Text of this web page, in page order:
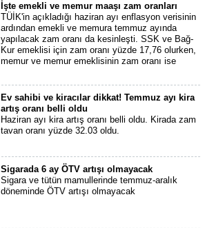
İşte emekli ve memur maaşı zam oranları
TÜİK'in açıkladığı haziran ayı enflasyon verisinin
ardından emekli ve memura temmuz ayında
yapılacak zam oranı da kesinleşti. SSK ve Bağ-
Kur emeklisi için zam oranı yüzde 17,76 olurken,
memur ve memur emeklisinin zam oranı ise
Ev sahibi ve kiracılar dikkat! Temmuz ayı kira
artış oranı belli oldu
Haziran ayı kira artış oranı belli oldu. Kirada zam
tavan oranı yüzde 32.03 oldu.
Sigarada 6 ay ÖTV artışı olmayacak
Sigara ve tütün mamullerinde temmuz-aralık
döneminde ÖTV artışı olmayacak